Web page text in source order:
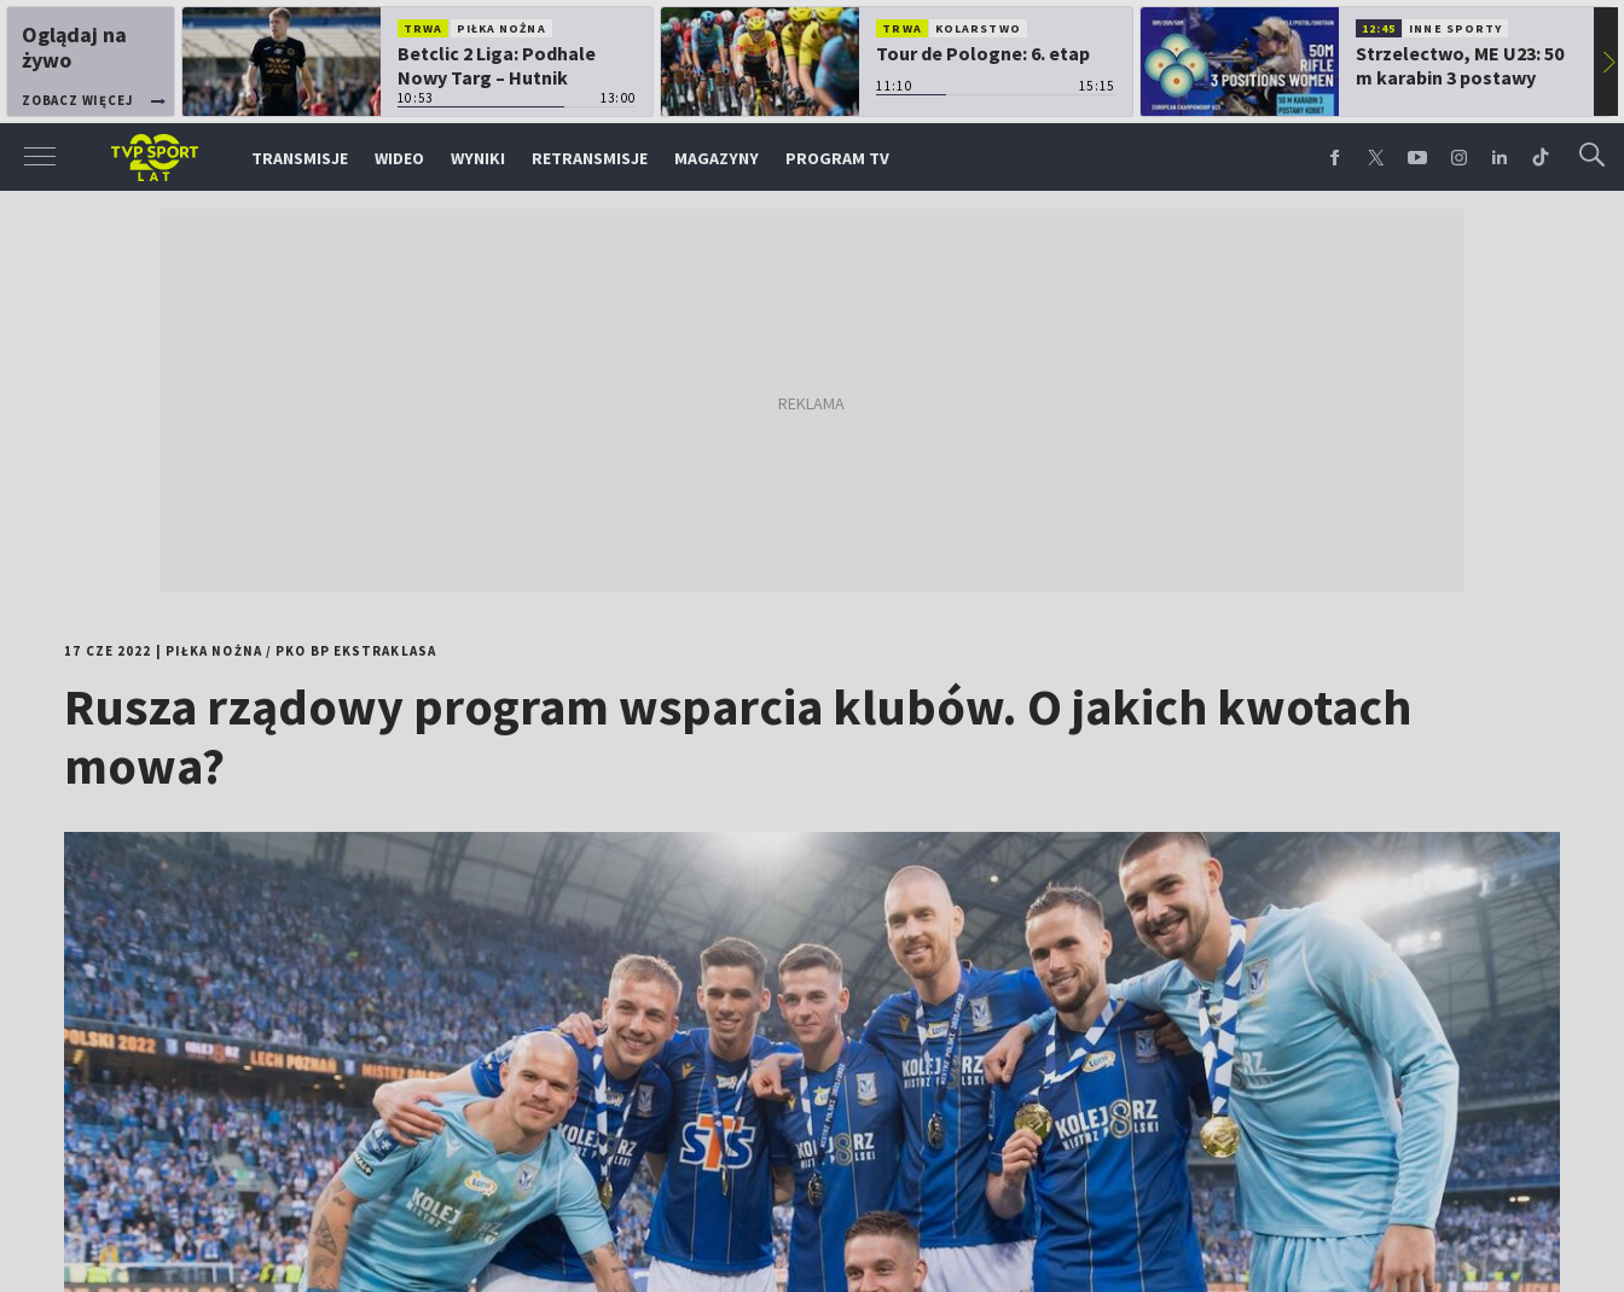
Oglądaj na
żywo
ZOBACZ WIĘCEJ
TRWA PIŁKA NOŻNA
Betclic 2 Liga: Podhale
Nowy Targ – Hutnik
Kraków
10:53 13:00
TRWA KOLARSTWO
Tour de Pologne: 6. etap
11:10 15:15
12:45 INNE SPORTY
Strzelectwo, ME U23: 50
m karabin 3 postawy
▶
TRANSMISJE WIDEO WYNIKI RETRANSMISJE MAGAZYNY PROGRAM TV
17 CZE 2022 PIŁKA NOŻNA/ PKO BP EKSTRAKLASA
Rusza rządowy program wsparcia klubów. O jakich kwotach
mowa?